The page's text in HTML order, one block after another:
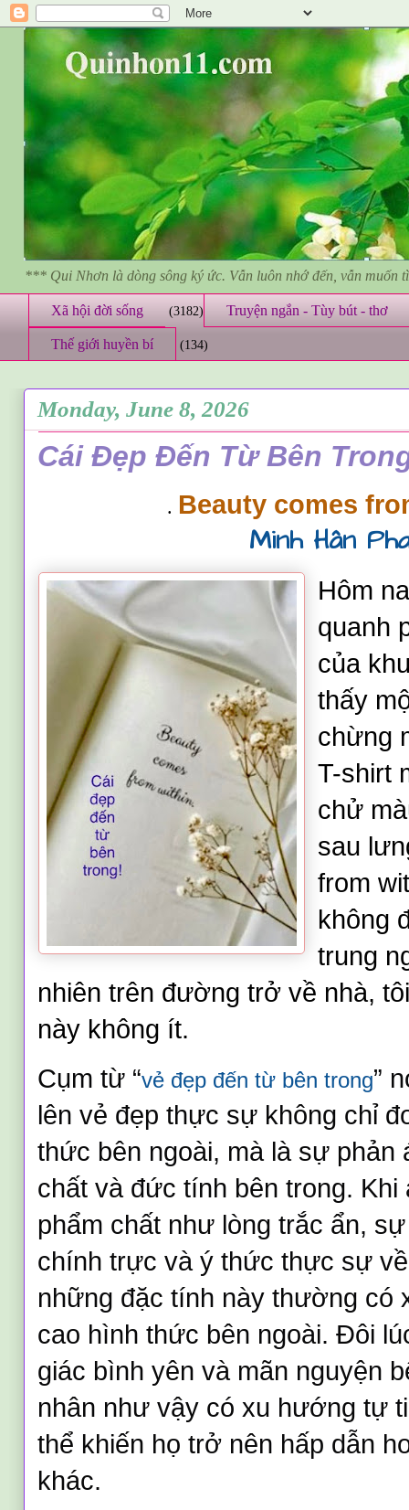
*** Qui Nhơn là dòng sông ký ức. Vẫn luôn nhớ đến, vẫn muốn
Xã hội đời sống (3182) Truyện ngắn - Tùy bút - thơ
Thế giới huyền bí (134)
Monday, June 8, 2026
Cái Đẹp Đến Từ Bên
. Beauty comes
Minh Hân
Hôm
quanh
của
thấy
chừng
T-shirt
chử
sau
from
không
trung
nhiên trên đường trở về nhà,
này không ít.
Cụm từ “vẻ đẹp đến từ bên trong”
lên vẻ đẹp thực sự không chỉ
thức bên ngoài, mà là sự phản
chất và đức tính bên trong. Khi
phẩm chất như lòng trắc ẩn,
chính trực và ý thức thực sự
những đặc tính này thường có
cao hình thức bên ngoài. Đôi
giác bình yên và mãn nguyện
nhân như vậy có xu hướng tự
thể khiến họ trở nên hấp dẫn
khác.